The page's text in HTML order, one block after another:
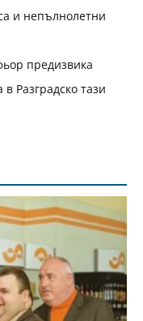
и непълнолетни
предизвика
Разградско тази